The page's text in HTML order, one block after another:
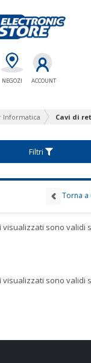
NEGOZI ACCOUNT
Informatica Cavi di
Filtri
Torna a
visualizzati sono validi
visualizzati sono validi